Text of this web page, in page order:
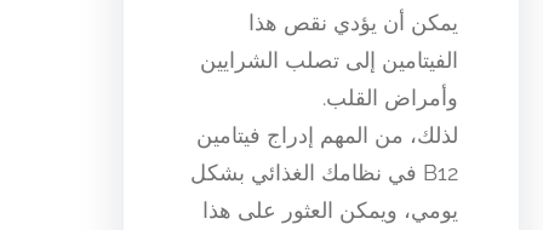
يمكن أن يؤدي نقص هذا
الفيتامين إلى تصلب الشرايين
وأمراض القلب.
لذلك، من المهم إدراج فيتامين
B12 في نظامك الغذائي بشكل
يومي، ويمكن العثور على هذا